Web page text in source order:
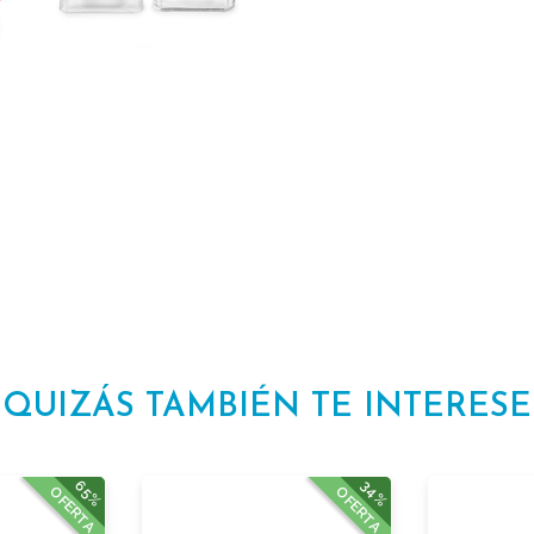
QUIZÁS TAMBIÉN TE INTERESE
65%
OFERTA 34%
OFERTA